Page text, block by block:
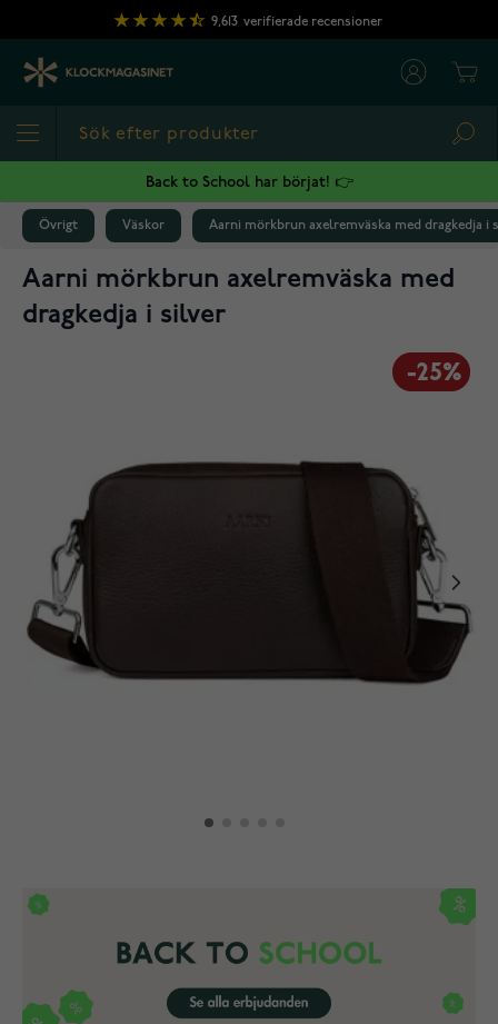
Hoppa till innehållet
9,613 verifierade recensioner
Back to School har börjat! 👉
Övrigt Väskor Aarni mörkbrun axelremväska med dragkedja i
Aarni mörkbrun axelremväska med
dragkedja i silver
-25%